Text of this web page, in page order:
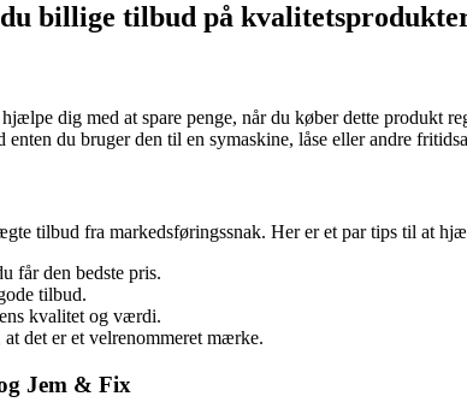
billige tilbud på
dig med at spare penge, når du køber dette produkt
du bruger den til en symaskine, låse eller andre
tilbud fra markedsføringssnak. Her er et par tips til at
får den bedste pris.
tilbud.
kvalitet og værdi.
det er et velrenommeret mærke.
Jem & Fix